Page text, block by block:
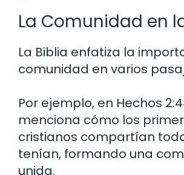
La Comunidad en
La Biblia enfatiza la
comunidad en varios
Por ejemplo, en Hechos
menciona cómo los
cristianos compartían
tenían, formando una
unida.